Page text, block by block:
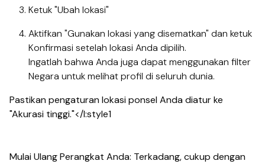
Ketuk "Ubah lokasi"
Aktifkan "Gunakan lokasi yang disematkan" dan ketuk
Konfirmasi setelah lokasi Anda dipilih.
Ingatlah bahwa Anda juga dapat menggunakan filter
Negara untuk melihat profil di seluruh dunia.
Pastikan pengaturan lokasi ponsel Anda diatur ke
"Akurasi tinggi."</l:style1
Mulai Ulang Perangkat Anda: Terkadang, cukup dengan